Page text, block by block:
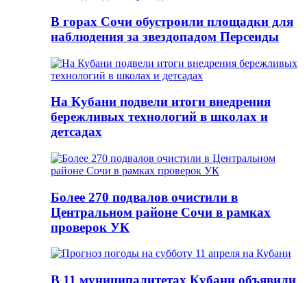
В горах Сочи обустроили площадки для
наблюдения за звездопадом Персеиды
На Кубани подвели итоги внедрения
бережливых технологий в школах и
детсадах
Более 270 подвалов очистили в
Центральном районе Сочи в рамках
проверок УК
В 11 муниципалитетах Кубани объявили